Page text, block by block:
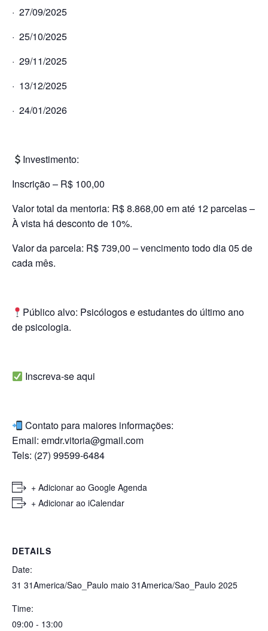
· 27/09/2025
· 25/10/2025
· 29/11/2025
· 13/12/2025
· 24/01/2026
Investimento:
Inscrição – R$ 100,00
Valor total da mentoria: R$ 8.868,00 em até 12 parcelas –
À vista há desconto de 10%.
Valor da parcela: R$ 739,00 – vencimento todo dia 05 de
cada mês.
Público alvo: Psicólogos e estudantes do último ano
de psicologia.
Inscreva-seaqui
Contato para maiores informações:
Email: emdr.vitoria@gmail.com
Tels: (27) 99599-6484
+ Adicionar ao Google Agenda
+ Adicionar ao iCalendar
DETAILS
Date:
31 31America/Sao_Paulo maio 31America/Sao_Paulo 2025
Time:
09:00 - 13:00